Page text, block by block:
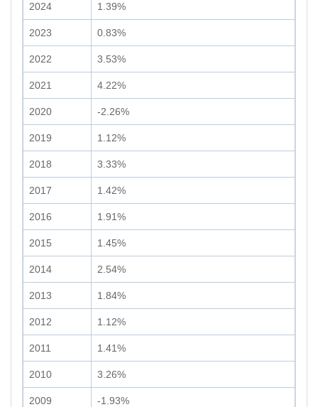
2024 1.39%
2023 0.83%
2022 3.53%
2021 4.22%
2020 -2.26%
2019 1.12%
2018 3.33%
2017 1.42%
2016 1.91%
2015 1.45%
2014 2.54%
2013 1.84%
2012 1.12%
2011 1.41%
2010 3.26%
2009 -1.93%